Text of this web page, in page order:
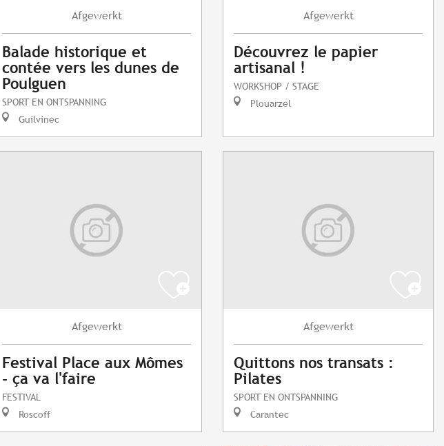
Afgewerkt
Balade historique et
contée vers les dunes de
Poulguen
SPORT EN ONTSPANNING
Guilvinec
Afgewerkt
Découvrez le papier
artisanal !
WORKSHOP / STAGE
Plouarzel
Afgewerkt
Festival Place aux Mômes
- ça va l'faire
FESTIVAL
Roscoff
Afgewerkt
Quittons nos transats :
Pilates
SPORT EN ONTSPANNING
Carantec